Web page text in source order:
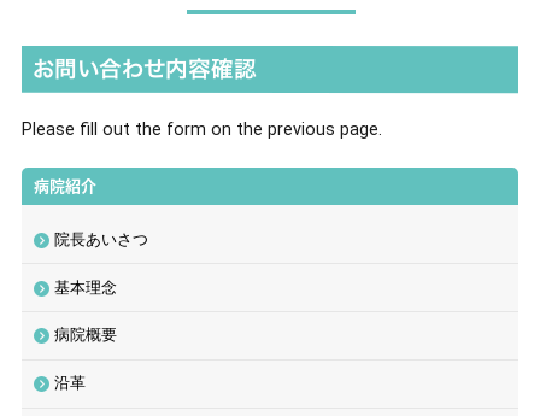
健診のご案内
病棟のご案内
職員募集のご案内
看護部
医療関係者の方へ
お問い合わせ内容確認
Please fill out the form on the previous page.
病院紹介
院長あいさつ
基本理念
病院概要
沿革